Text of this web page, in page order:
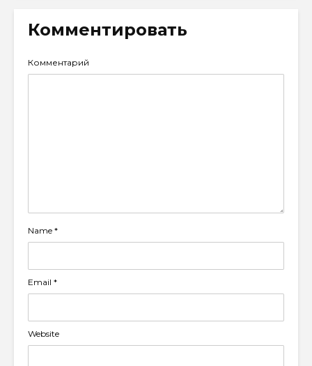
Комментировать
Комментарий
Name *
Email *
Website